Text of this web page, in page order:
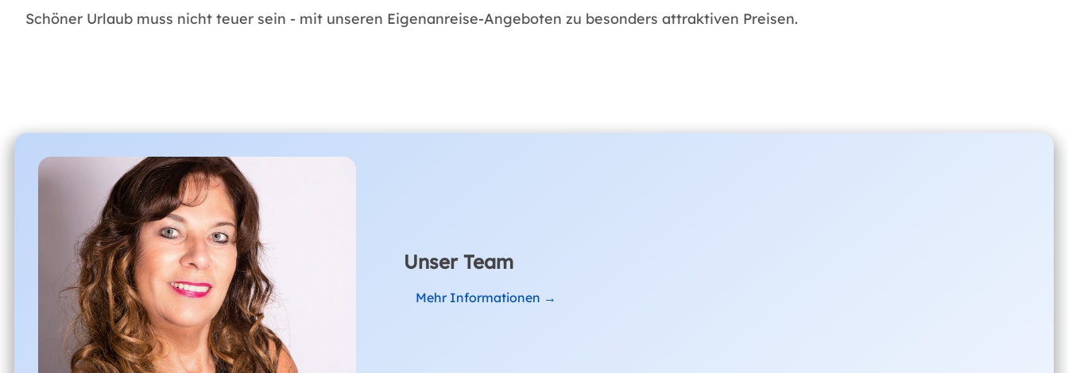
Schöner Urlaub muss nicht teuer sein - mit unseren Eigenanreise-Angeboten zu besonders attraktiven Preisen.
Unser Team
Mehr Informationen →